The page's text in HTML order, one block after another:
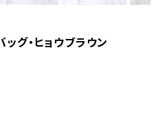
ッグ・ヒョウブラウン